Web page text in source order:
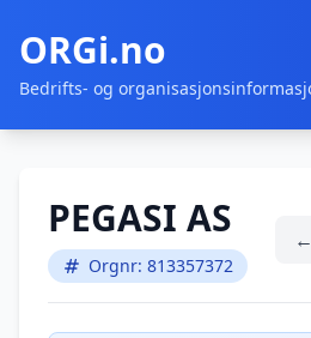
ORGi.no
Bedrifts- og
PEGASI AS
Orgnr: 813357372